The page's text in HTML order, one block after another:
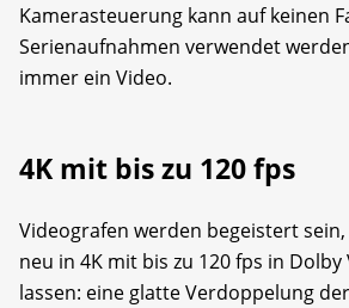
Kamerasteuerung kann auf keinen
Serienaufnahmen verwendet
immer ein Video.
4K mit bis zu 120 fps
Videografen werden begeistert sein,
neu in 4K mit bis zu 120 fps in
lassen: eine glatte Verdoppelung